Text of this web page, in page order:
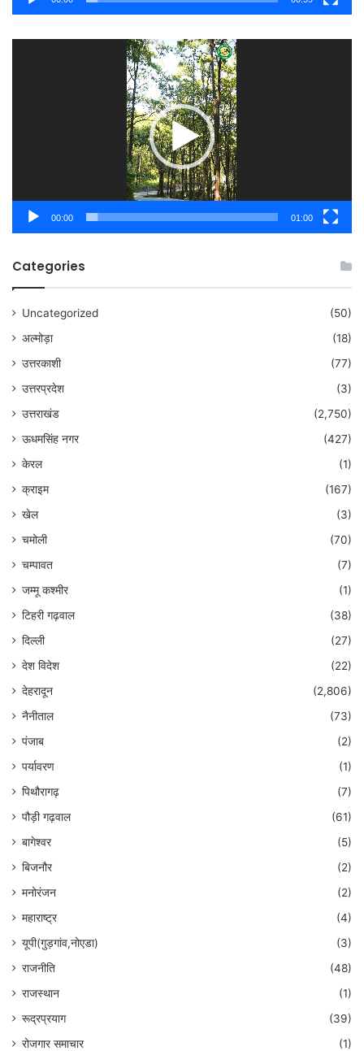
00:00 01:00
Categories
Uncategorized
(50)
अल्मोड़ा
(18)
उत्तरकाशी
(77)
उत्तरप्रदेश
(3)
उत्तराखंड
(2,750)
ऊधमसिंह नगर
(427)
केरल
(1)
क्राइम
(167)
खेल
(3)
चमोली
(70)
चम्पावत
(7)
जम्मू कश्मीर
(1)
टिहरी गढ़वाल
(38)
दिल्ली
(27)
देश विदेश
(22)
देहरादून
(2,806)
नैनीताल
(73)
पंजाब
(2)
पर्यावरण
(1)
पिथौरागढ़
(7)
पौड़ी गढ़वाल
(61)
बागेश्वर
(5)
बिजनौर
(2)
मनोरंजन
(2)
महाराष्ट्र
(4)
यूपी(गुड़गांव,नोएडा)
(3)
राजनीति
(48)
राजस्थान
(1)
रूद्रप्रयाग
(39)
रोजगार समाचार
(1)